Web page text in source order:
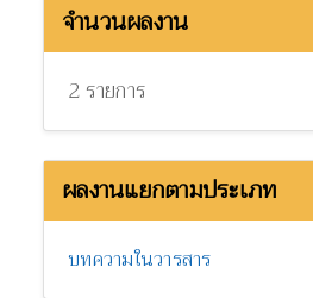
จำนวนผลงาน
2 รายการ
ผลงานแยกตามประเภท
บทความในวารสาร